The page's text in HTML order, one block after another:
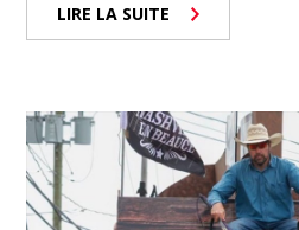
LIRE LA SUITE